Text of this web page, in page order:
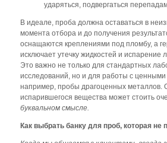
ударяться, подвергаться
В идеале, проба должна оставаться в
момента отбора и до получения
оснащаются креплениями под пломбу, а
исключает утечку жидкостей и испарение
Это важно не только для стандартных
исследований, но и для работы с
например, пробы драгоценных металлов.
испарившегося вещества может стоить
буквальном смысле.
Как выбрать банку для проб, которая не